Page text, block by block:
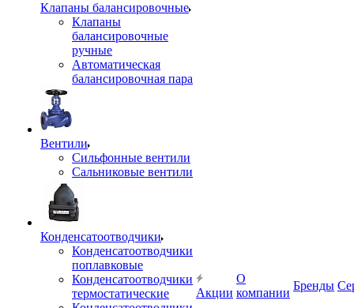
Клапаны балансировочные
Клапаны
балансировочные
ручные
Автоматическая
балансировочная пара
Вентили
Сильфонные вентили
Сальниковые вентили
Конденсатоотводчики
Конденсатоотводчики
поплавковые
Конденсатоотводчики
термостатические
Акции
О
компании
Бренды